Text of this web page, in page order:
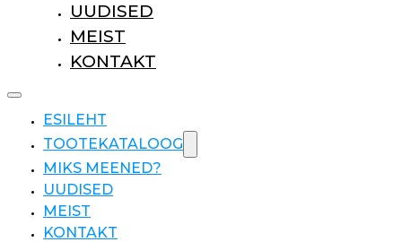
UUDISED
MEIST
KONTAKT
ESILEHT
TOOTEKATALOOG
MIKS MEENED?
UUDISED
MEIST
KONTAKT